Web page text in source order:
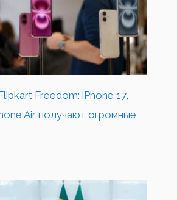
Freedom: iPhone 17,
Air получают огромные